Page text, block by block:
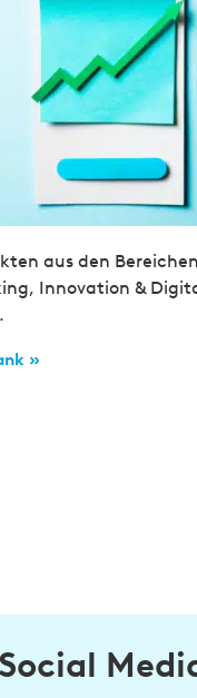
aus den
Innovation &
»
Social